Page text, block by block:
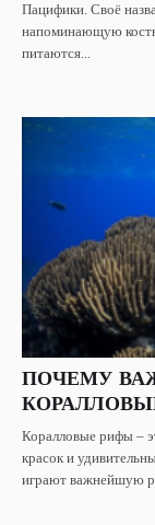
Пацифики. Своё
напоминающую
питаются...
ПОЧЕМУ
Коралловые рифы –
красок и
играют важнейшую